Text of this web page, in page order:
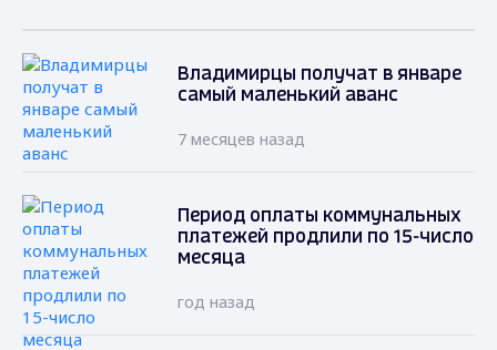
Владимирцы получат в январе
самый маленький аванс
7 месяцев назад
Период оплаты коммунальных
платежей продлили по 15-число
месяца
год назад